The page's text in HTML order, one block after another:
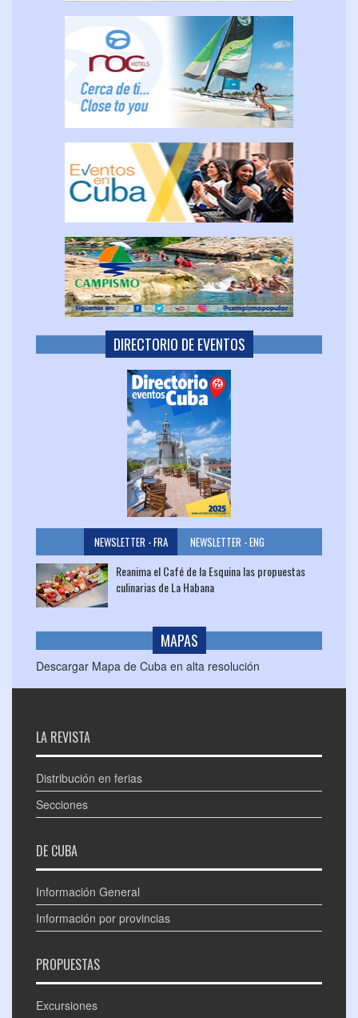
DIRECTORIO DE EVENTOS
NEWSLETTER - FRA NEWSLETTER - ENG
Reanima el Café de la Esquina las propuestas
culinarias de La Habana
MAPAS
Descargar Mapa de Cuba en alta resolución
LA REVISTA
Distribución en ferias
Secciones
DE CUBA
Información General
Información por provincias
PROPUESTAS
Excursiones